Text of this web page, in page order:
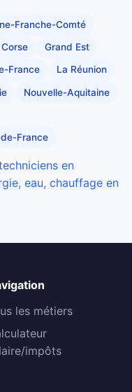
Franche-Comté
Corse Grand Est
France La Réunion
Nouvelle-Aquitaine
France
en
eau, chauffage en
les métiers
impôts